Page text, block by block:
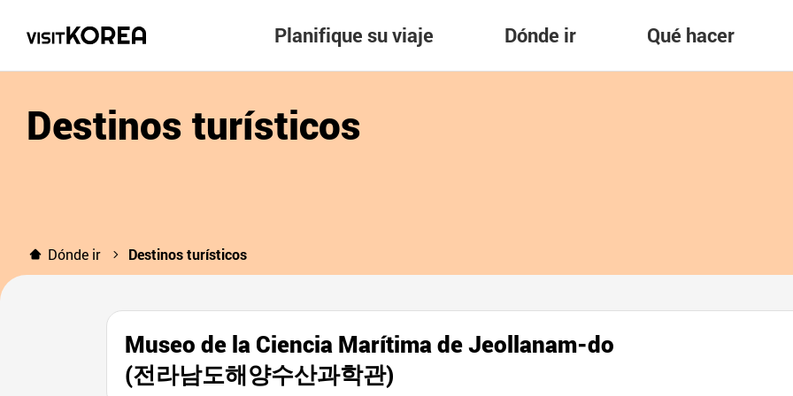
Planifique su viaje Dónde ir Qué hacer
Destinos turísticos
Dónde ir Destinos turísticos
Museo de la Ciencia Marítima de Jeollanam-do
(전라남도해양수산과학관)